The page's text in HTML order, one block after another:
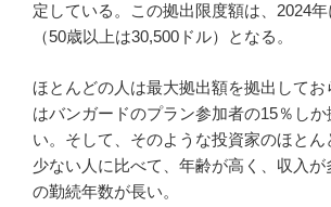
定している。この拠出限度額は、2024
（50歳以上は30,500ドル）となる。
ほとんどの人は最大拠出額を拠出してお
はバンガードのプラン参加者の15％し
い。そして、そのような投資家のほと
少ない人に比べて、年齢が高く、収入
の勤続年数が長い。